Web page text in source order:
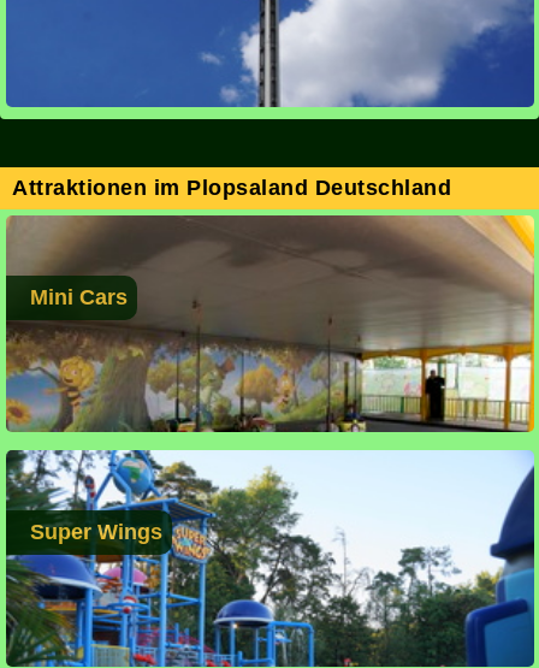
Attraktionen im Plopsaland Deutschland
Mini Cars
Super Wings